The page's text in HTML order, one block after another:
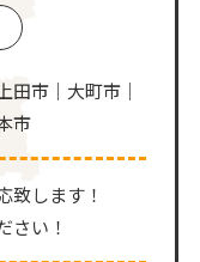
田市｜大町市｜
市
致します！
さい！